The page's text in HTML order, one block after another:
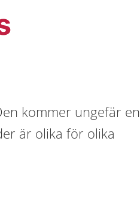
kommer ungefär en
är olika för olika